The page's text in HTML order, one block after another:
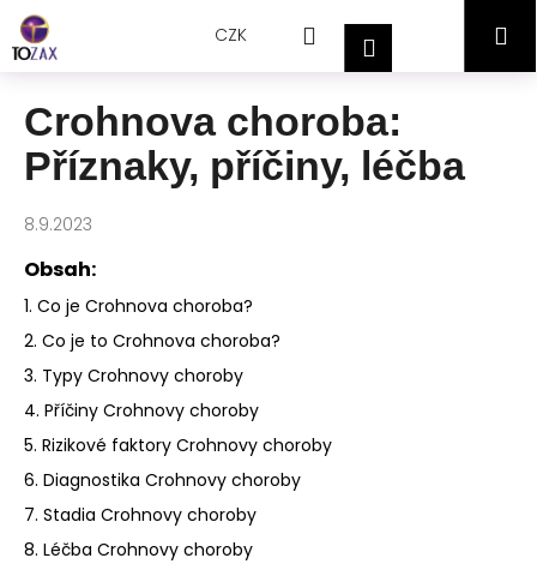
Přejít
obsah
CZK HledatPřihlášeníNákupní
Crohnova choroba:
Příznaky, příčiny, léčba
8.9.2023
Obsah:
1. Co je Crohnova choroba?
2. Co je to Crohnova choroba?
3. Typy Crohnovy choroby
4. Příčiny Crohnovy choroby
5. Rizikové faktory Crohnovy choroby
6. Diagnostika Crohnovy choroby
7. Stadia Crohnovy choroby
8. Léčba Crohnovy choroby
o
C
o
o
t
ř
e
b
u
j
e
t
e
n